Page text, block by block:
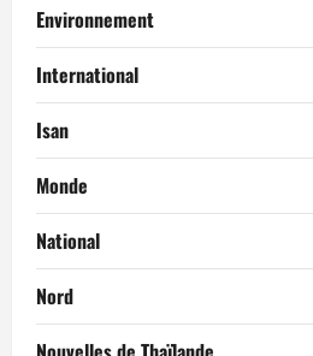
Environnement
International
Isan
Monde
National
Nord